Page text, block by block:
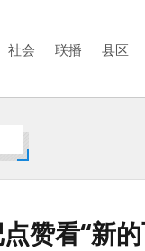
社会 联播 县区
赞看“新